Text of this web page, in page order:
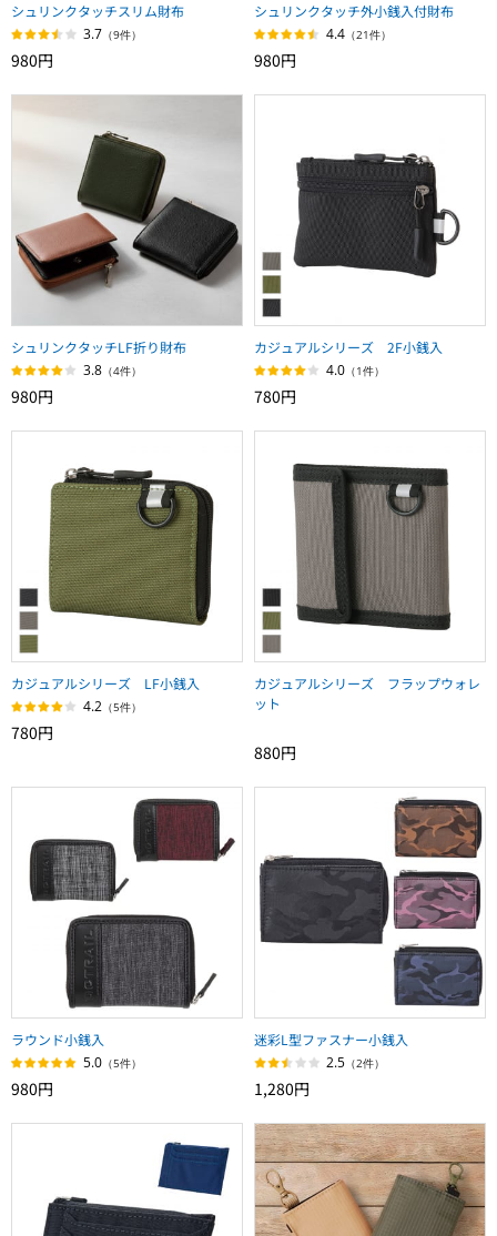
シュリンクタッチスリム財布
3.7 （9件）
980円
シュリンクタッチ外小銭入付財布
4.4 （21件）
980円
シュリンクタッチLF折り財布
3.8 （4件）
980円
カジュアルシリーズ 2F小銭入
4.0 （1件）
780円
カジュアルシリーズ LF小銭入
4.2 （5件）
780円
カジュアルシリーズ フラップウォレ
ット
880円
ラウンド小銭入
5.0 （5件）
980円
迷彩L型ファスナー小銭入
2.5 （2件）
1,280円